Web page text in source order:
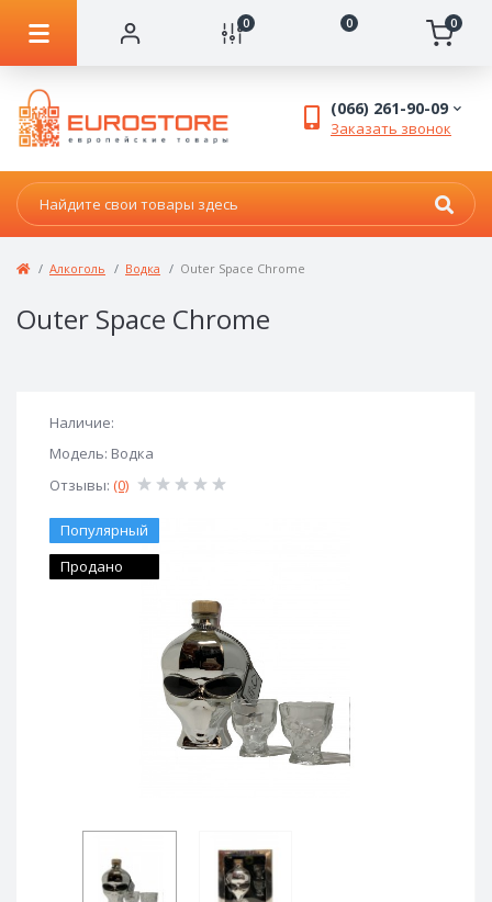
0 0 0
(066) 261-90-09
Заказать звонок
Алкоголь Водка Outer Space Chrome
Outer Space Chrome
Наличие:
Модель: Водка
Отзывы: (0)
Популярный
Продано